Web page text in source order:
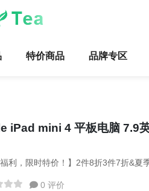
特价商品 品牌专区
iPad mini 4 平板电脑 7.9
福利，限时特价！】2件8折3件7折&
0 评价